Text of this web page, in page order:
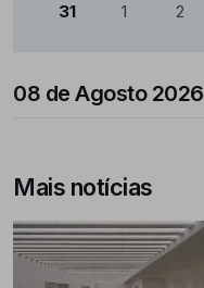
31 1 2
08 de Agosto 2026
Mais notícias